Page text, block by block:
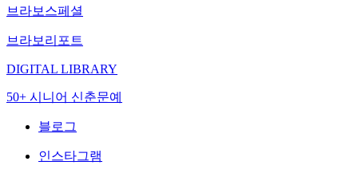
브라보스페셜
브라보리포트
DIGITAL LIBRARY
50+ 시니어 신춘문예
블로그
인스타그램